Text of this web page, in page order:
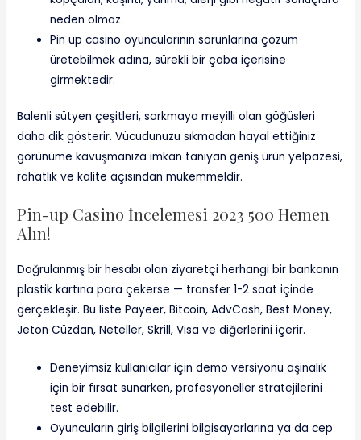
neden olmaz.
Pin up casino oyuncularının sorunlarına çözüm
üretebilmek adına, sürekli bir çaba içerisine
girmektedir.
Balenli sütyen çeşitleri, sarkmaya meyilli olan göğüsleri
daha dik gösterir. Vücudunuzu sıkmadan hayal ettiğiniz
görünüme kavuşmanıza imkan tanıyan geniş ürün yelpazesi,
rahatlık ve kalite açısından mükemmeldir.
Pin-up Casino İncelemesi 2023 500 Hemen
Alın!
Doğrulanmış bir hesabı olan ziyaretçi herhangi bir bankanın
plastik kartına para çekerse — transfer 1-2 saat içinde
gerçekleşir. Bu liste Payeer, Bitcoin, AdvCash, Best Money,
Jeton Cüzdan, Neteller, Skrill, Visa ve diğerlerini içerir.
Deneyimsiz kullanıcılar için demo versiyonu aşinalık
için bir fırsat sunarken, profesyoneller stratejilerini
test edebilir.
Oyuncuların giriş bilgilerini bilgisayarlarına ya da cep